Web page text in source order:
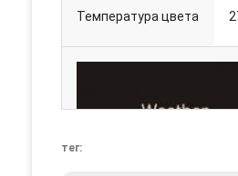
Температура цвета
тег: